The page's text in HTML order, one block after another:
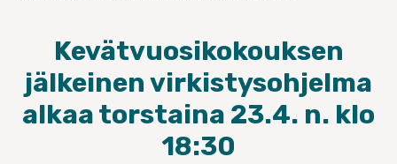
Kevätvuosikokouksen
jälkeinen virkistysohjelma
alkaa torstaina 23.4. n. klo
18:30